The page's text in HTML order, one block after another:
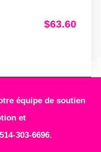
$63.60
équipe de soutien
et
303-6696.